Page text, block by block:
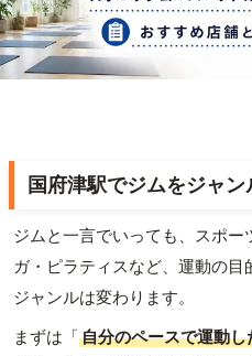
国府津駅でジムをジャ
ジムと一言でいっても、スポー
ガ・ピラティスなど、運動の
ジャンルは変わります。
まずは「自分のペースで運動し